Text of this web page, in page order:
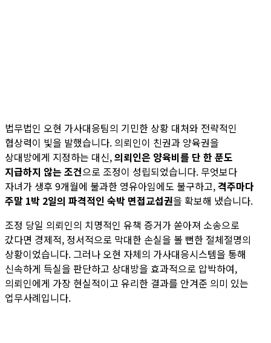
법무법인 오현 가사대응팀의 기민한 상황 대처와 전략적인
협상력이 빛을 발했습니다. 의뢰인이 친권과 양육권을
상대방에게 지정하는 대신,의뢰인은 양육비를 단 한 푼도
지급하지 않는 조건으로 조정이 성립되었습니다. 무엇보다
자녀가 생후 9개월에 불과한 영유아임에도 불구하고,격주마다
주말 1박 2일의 파격적인 숙박 면접교섭권을 확보해 냈습니다.
조정 당일 의뢰인의 치명적인 유책 증거가 쏟아져 소송으로
갔다면 경제적, 정서적으로 막대한 손실을 볼 뻔한 절체절명의
상황이었습니다. 그러나 오현 자체의 가사대응시스템을 통해
신속하게 득실을 판단하고 상대방을 효과적으로 압박하여,
의뢰인에게 가장 현실적이고 유리한 결과를 안겨준 의미 있는
업무사례입니다.